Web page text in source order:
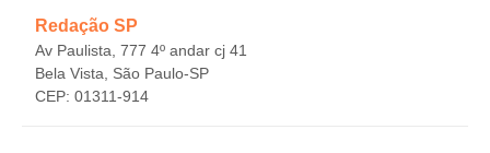
Redação SP
Av Paulista, 777 4º andar cj 41
Bela Vista, São Paulo-SP
CEP: 01311-914